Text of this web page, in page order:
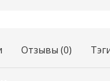
Отзывы (0)